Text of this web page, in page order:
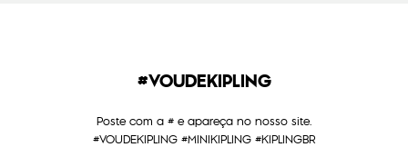
#VOUDEKIPLING
Poste com a # e apareça no nosso site.
#VOUDEKIPLING #MINIKIPLING #KIPLINGBR